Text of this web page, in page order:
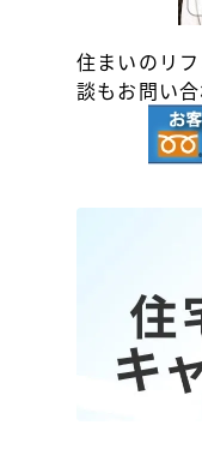
住まいのリ
談もお問い